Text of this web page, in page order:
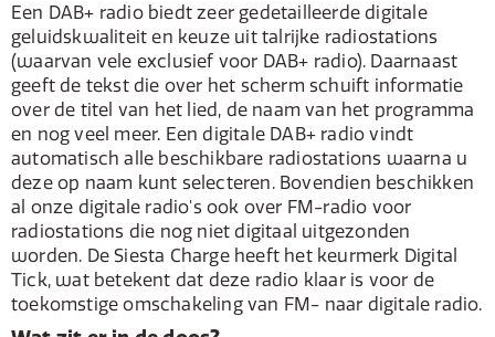
Een DAB+ radio biedt zeer gedetailleerde digitale
geluidskwaliteit en keuze uit talrijke radiostations
(waarvan vele exclusief voor DAB+ radio). Daarnaast
geeft de tekst die over het scherm schuift informatie
over de titel van het lied, de naam van het programma
en nog veel meer. Een digitale DAB+ radio vindt
automatisch alle beschikbare radiostations waarna u
deze op naam kunt selecteren. Bovendien beschikken
al onze digitale radio's ook over FM-radio voor
radiostations die nog niet digitaal uitgezonden
worden. De Siesta Charge heeft het keurmerk Digital
Tick, wat betekent dat deze radio klaar is voor de
toekomstige omschakeling van FM- naar digitale radio.